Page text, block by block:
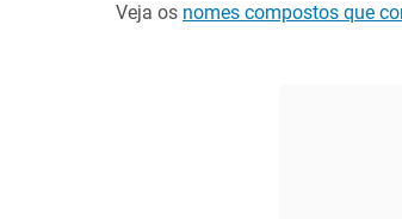
Veja os nomes compostos que